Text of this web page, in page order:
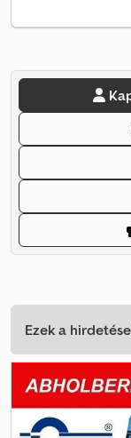
Ezek a